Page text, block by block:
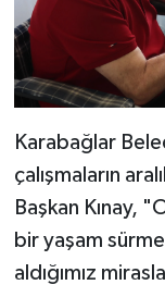
Karabağlar
çalışmaların
Başkan Kınay,
bir yaşam
aldığımız